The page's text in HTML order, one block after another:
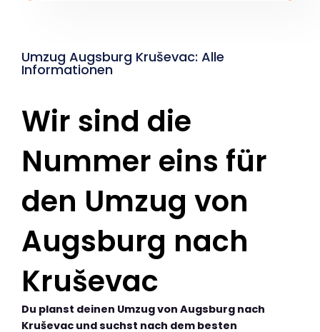
Umzug Augsburg Kruševac: Alle
Informationen
Wir sind die
Nummer eins für
den Umzug von
Augsburg nach
Kruševac
Du planst deinen Umzug von Augsburg nach
Kruševac und suchst nach dem besten